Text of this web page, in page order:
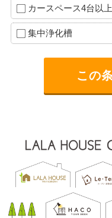
カースペース4台以上
集中浄化槽